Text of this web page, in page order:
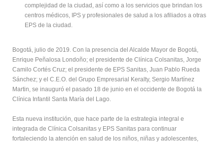
complejidad de la ciudad, así como a los servicios que brindan los
centros médicos, IPS y profesionales de salud a los afiliados a otras
EPS de la ciudad.
Bogotá, julio de 2019. Con la presencia del Alcalde Mayor de Bogotá,
Enrique Peñalosa Londoño; el presidente de Clínica Colsanitas, Jorge
Camilo Cortés Cruz; el presidente de EPS Sanitas, Juan Pablo Rueda
Sánchez; y el C.E.O. del Grupo Empresarial Keralty, Sergio Martínez
Martin, se inauguró el pasado 18 de junio en el occidente de Bogotá la
Clínica Infantil Santa María del Lago.
Esta nueva institución, que hace parte de la estrategia integral e
integrada de Clínica Colsanitas y EPS Sanitas para continuar
fortaleciendo la atención en salud de los niños, niñas y adolescentes,